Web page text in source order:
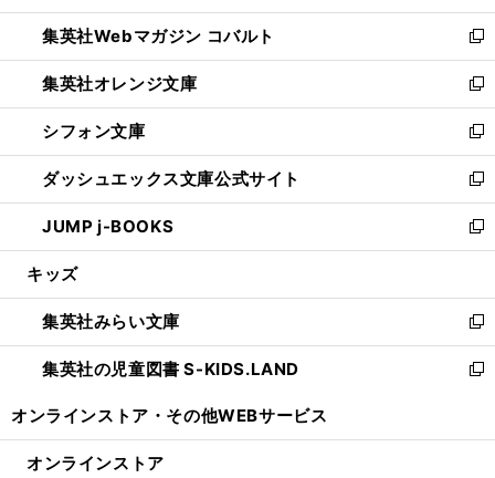
開
く
ウ
で
開
く
ン
ド
ウ
で
開
く
ウ
ィ
ン
ド
ウ
で
開
く
集英社Webマガジン コバルト
新
し
い
ウ
ィ
ン
ド
ウ
で
開
集英社オレンジ文庫
新
し
い
ウ
ィ
ン
ド
ウ
開
く
シフォン文庫
新
し
い
ウ
ィ
ン
ウ
で
開
く
ダッシュエックス文庫公式サイト
新
し
い
ウ
ン
ド
ウ
で
JUMP j-BOOKS
新
し
ウ
ィ
ン
ド
開
キッズ
集英社みらい文庫
新
し
い
ン
集英社の児童図書 S-KIDS.LAND
新
ウ
オンラインストア・ その他WEBサービス
オンラインストア